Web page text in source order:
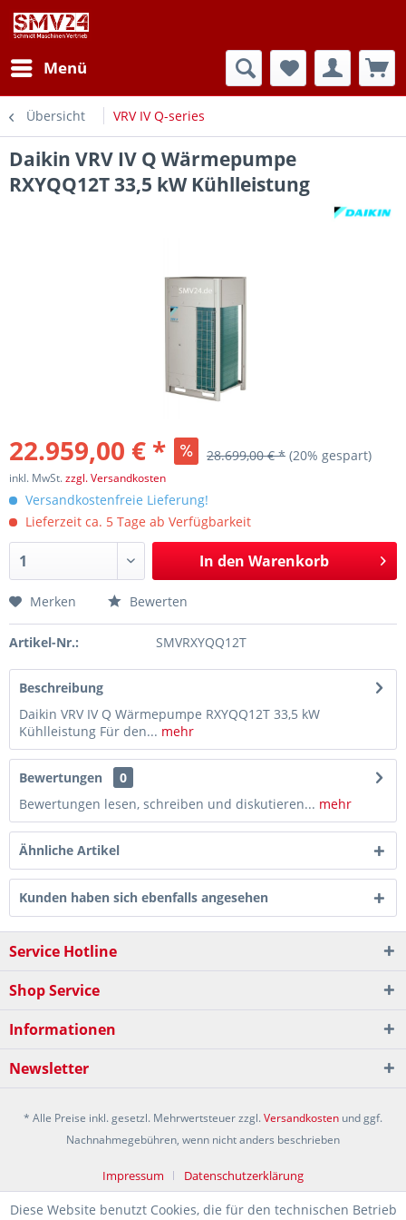
Menü
Übersicht VRV IV Q-series
Daikin VRV IV Q Wärmepumpe
RXYQQ12T 33,5 kW Kühlleistung
22.959,00 € * 28.699,00 € * (20% gespart)
inkl. MwSt.zzgl. Versandkosten
Versandkostenfreie Lieferung!
Lieferzeit ca. 5 Tage ab Verfügbarkeit
In den Warenkorb
Merken Bewerten
Artikel-Nr.: SMVRXYQQ12T
Beschreibung
Daikin VRV IV Q Wärmepumpe RXYQQ12T 33,5 kW
Kühlleistung Für den... mehr
Bewertungen
0
Bewertungen lesen, schreiben und diskutieren... mehr
Ähnliche Artikel
Kunden haben sich ebenfalls angesehen
Service Hotline
Shop Service
Informationen
Newsletter
* Alle Preise inkl. gesetzl. Mehrwertsteuer zzgl.Versandkosten und ggf.
Nachnahmegebühren, wenn nicht anders beschrieben
Impressum Datenschutzerklärung
Diese Website benutzt Cookies, die für den technischen Betrieb